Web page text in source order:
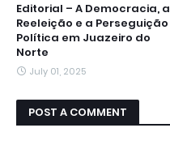
Editorial – A Democracia, a
Reeleição e a Perseguição
Política em Juazeiro do
Norte
July 01, 2025
POST A COMMENT